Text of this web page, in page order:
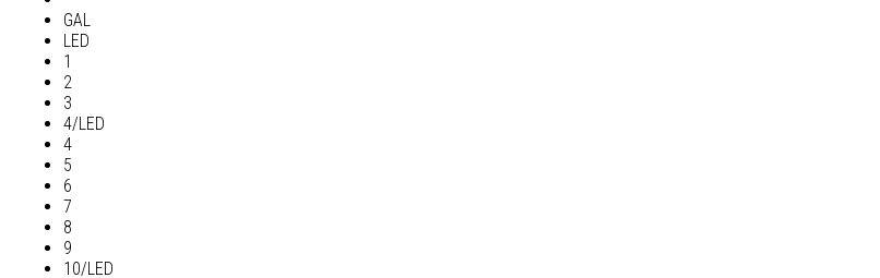
GAL
LED
1
2
3
4/LED
4
5
6
7
8
9
10/LED